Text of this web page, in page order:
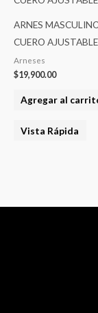
ARNES
CUERO AJUSTABLE
Arneses
$19,900.00
Agregar al
Vista Rápida